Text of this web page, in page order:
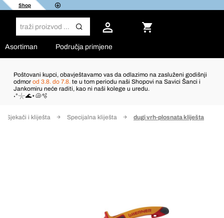
Shop
Asortiman Područja primjene
Poštovani kupci, obavještavamo vas da odlazimo na zasluženi godišnji
odmor od 3.8. do 7.8. te u tom periodu naši Shopovi na Savici Šanci i
Jankomiru neće raditi, kao ni naši kolege u uredu.
˖°𓇼🌊⋆🐚🫧
Sjekači i kliješta Specijalna kliješta dugi vrh-plosnata kliješta